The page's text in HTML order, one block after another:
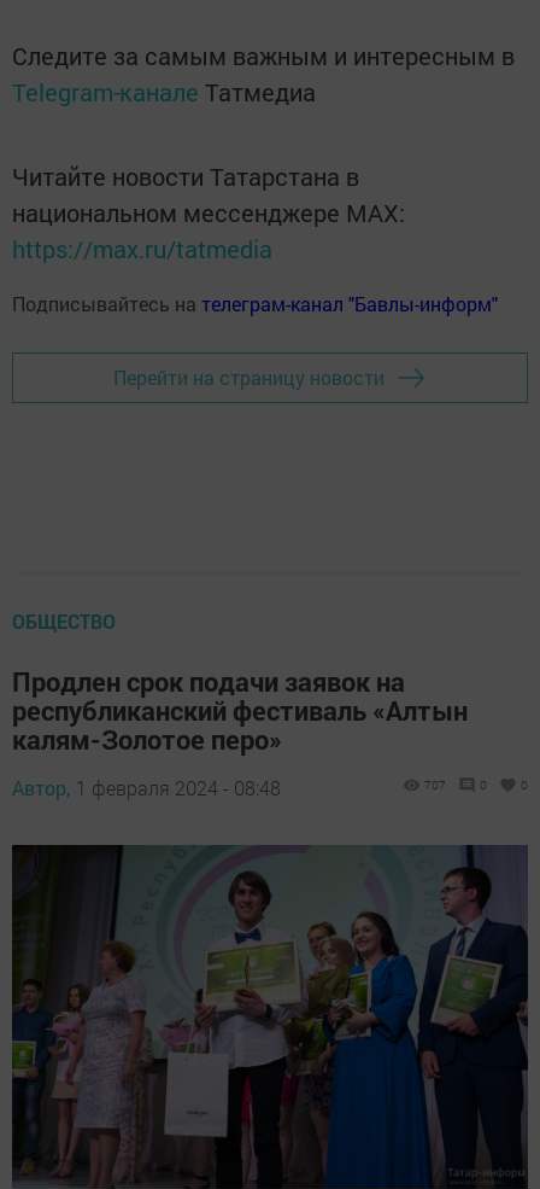
Следите за самым важным и интересным в
Telegram-канале Татмедиа
Читайте новости Татарстана в
национальном мессенджере MАХ:
https://max.ru/tatmedia
Подписывайтесь на телеграм-канал "Бавлы-информ"
Перейти на страницу новости
ОБЩЕСТВО
Продлен срок подачи заявок на
республиканский фестиваль «Алтын
калям-Золотое перо»
Автор, 1 февраля 2024 - 08:48 707 0 0